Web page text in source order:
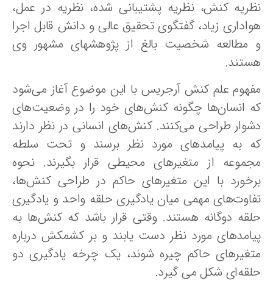
کنش، نظریه پشتیبانی شده، نظریه در عمل،
زیاد، گفتگوی تحقیق عالی و دانش قابل اجرا
مطالعه شخصیت بالغ از پژوهشهای مشهور وی
علم کنش آرجریس با این موضوع آغاز می‌شود
انسان‌ها چگونه کنش‌های خود را در وضعیت‌های
طراحی می‌کنند. کنش‌های انسانی در نظر دارند
به پیامدهای مورد نظر برسند و تحت سلطه
از متغیرهای محیطی قرار بگیرند. نحوه
با این متغیرهای حاکم در طراحی کنش‌ها،
مهمی میان یادگیری حلقه واحد و یادگیری
دوگانه هستند. وقتی قرار باشد که کنش‌ها به
مورد نظر دست یابند و بر کشمکش درباره
حاکم چیره شوند، یک چرخه یادگیری دو
شکل می گیرد.